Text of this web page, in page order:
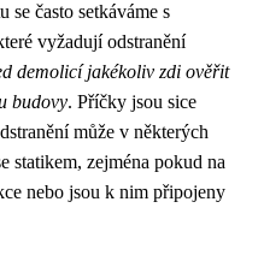
se často setkáváme s
vyžadují odstranění
demolicí jakékoliv zdi ověřit
budovy. Příčky jsou sice
může v některých
statikem, zejména pokud na
nebo jsou k nim připojeny